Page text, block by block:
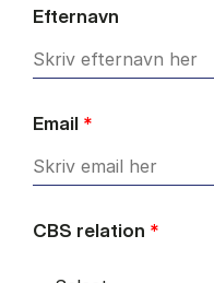
Efternavn
Email *
CBS relation *